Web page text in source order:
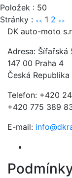
Položek : 50
Stránky : << 1 2 >>
DK auto-moto
Adresa: Šífařská
147 00 Praha 4
Česká Republika
Telefon: +420
+420 775 389
E-mail: